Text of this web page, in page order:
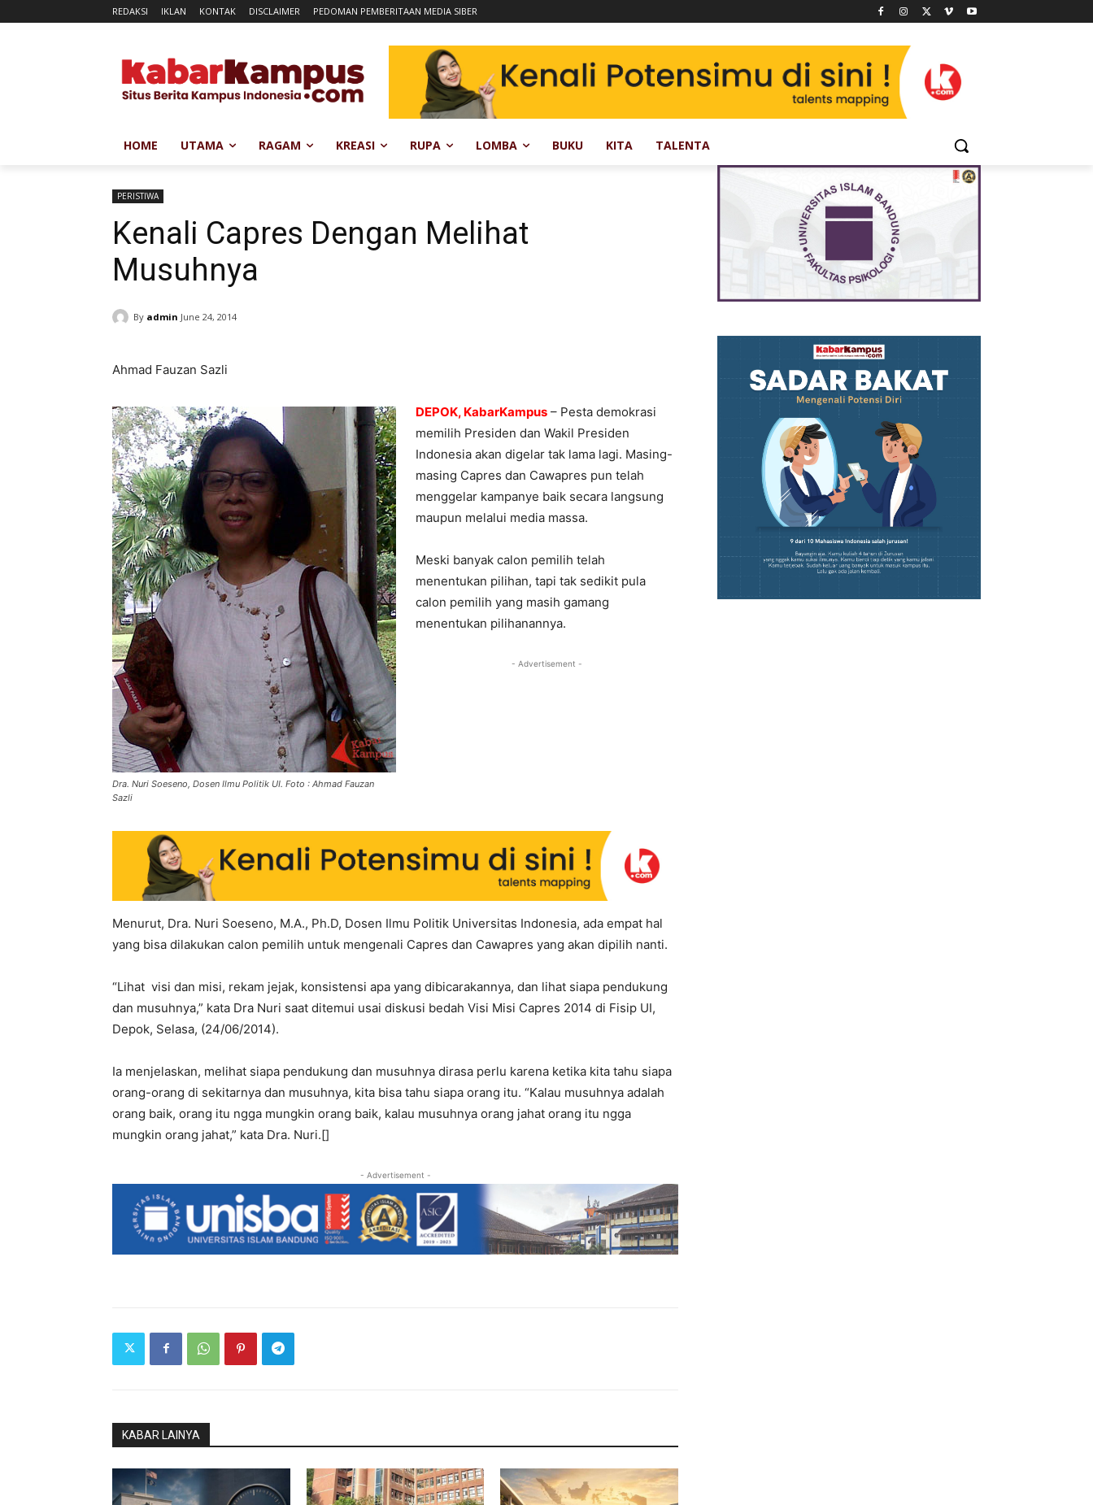
REDAKSI IKLAN KONTAK DISCLAIMER PEDOMAN PEMBERITAAN MEDIA SIBER
HOME UTAMA RAGAM KREASI RUPA LOMBA BUKU KITA TALENTA
PERISTIWA
Kenali Capres Dengan Melihat
Musuhnya
By admin June 24, 2014
Ahmad Fauzan Sazli
Dra. Nuri Soeseno, Dosen Ilmu Politik UI. Foto : Ahmad Fauzan
Sazli
DEPOK, KabarKampus – Pesta demokrasi
memilih Presiden dan Wakil Presiden
Indonesia akan digelar tak lama lagi. Masing-
masing Capres dan Cawapres pun telah
menggelar kampanye baik secara langsung
maupun melalui media massa.
Meski banyak calon pemilih telah
menentukan pilihan, tapi tak sedikit pula
calon pemilih yang masih gamang
menentukan pilihanannya.
- Advertisement -
Menurut, Dra. Nuri Soeseno, M.A., Ph.D, Dosen Ilmu Politik Universitas Indonesia, ada empat hal
yang bisa dilakukan calon pemilih untuk mengenali Capres dan Cawapres yang akan dipilih nanti.
“Lihat visi dan misi, rekam jejak, konsistensi apa yang dibicarakannya, dan lihat siapa pendukung
dan musuhnya,” kata Dra Nuri saat ditemui usai diskusi bedah Visi Misi Capres 2014 di Fisip UI,
Depok, Selasa, (24/06/2014).
Ia menjelaskan, melihat siapa pendukung dan musuhnya dirasa perlu karena ketika kita tahu siapa
orang-orang di sekitarnya dan musuhnya, kita bisa tahu siapa orang itu. “Kalau musuhnya adalah
orang baik, orang itu ngga mungkin orang baik, kalau musuhnya orang jahat orang itu ngga
mungkin orang jahat,” kata Dra. Nuri.[]
- Advertisement -
KABAR LAINYA